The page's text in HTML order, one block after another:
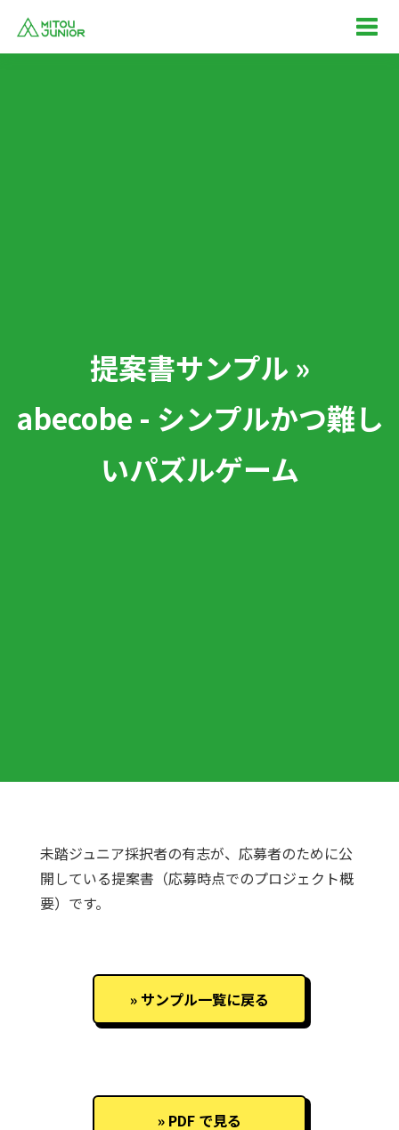
提案書サンプル »
abecobe - シンプルかつ難し
いパズルゲーム
未踏ジュニア採択者の有志が、応募者のために公
開している提案書（応募時点でのプロジェクト概
要）です。
サンプル一覧に戻る
PDF で見る